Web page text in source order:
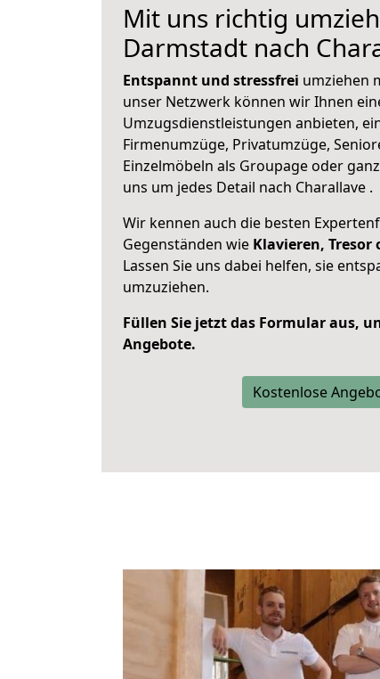
Mit uns richtig
Darmstadt nach
Entspannt und stressfrei umziehen
unser Netzwerk können wir Ihnen
Umzugsdienstleistungen anbieten,
Firmenumzüge, Privatumzüge,
Einzelmöbeln als Groupage oder
uns um jedes Detail nach Charallave .
Wir kennen auch die besten
Gegenständen wie Klavieren, Tresor
Lassen Sie uns dabei helfen, sie
umzuziehen.
Füllen Sie jetzt das Formular aus,
Angebote.
Kostenlose